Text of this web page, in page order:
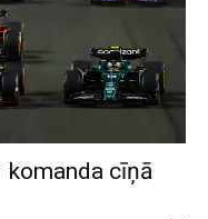
komanda cīņā